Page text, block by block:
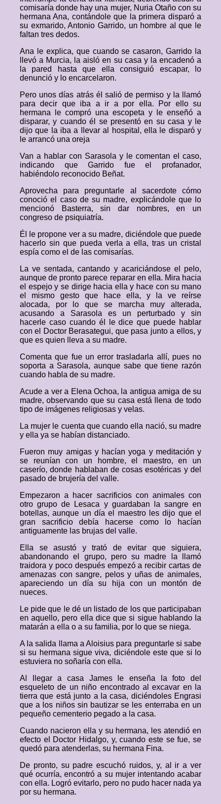
comisaría donde hay una mujer, Nuria Otaño con su
hermana Ana, contándole que la primera disparó a
su exmarido, Antonio Garrido, un hombre al que le
faltan tres dedos.
Ana le explica, que cuando se casaron, Garrido la
llevó a Murcia, la aisló en su casa y la encadenó a
la pared hasta que ella consiguió escapar, lo
denunció y lo encarcelaron.
Pero unos días atrás él salió de permiso y la llamó
para decir que iba a ir a por ella. Por ello su
hermana le compró una escopeta y le enseñó a
disparar, y cuando él se presentó en su casa y le
dijo que la iba a llevar al hospital, ella le disparó y
le arrancó una oreja
Van a hablar con Sarasola y le comentan el caso,
indicando que Garrido fue el profanador,
habiéndolo reconocido Beñat.
Aprovecha para preguntarle al sacerdote cómo
conoció el caso de su madre, explicándole que lo
mencionó Basterra, sin dar nombres, en un
congreso de psiquiatría.
Él le propone ver a su madre, diciéndole que puede
hacerlo sin que pueda verla a ella, tras un cristal
espía como el de las comisarías.
La ve sentada, cantando y acariciándose el pelo,
aunque de pronto parece reparar en ella. Mira hacia
el espejo y se dirige hacia ella y hace con su mano
el mismo gesto que hace ella, y la ve reírse
alocada, por lo que se marcha muy alterada,
acusando a Sarasola es un perturbado y sin
hacerle caso cuando él le dice que puede hablar
con el Doctor Berasategui, que pasa junto a ellos, y
que es quien lleva a su madre.
Comenta que fue un error trasladarla allí, pues no
soporta a Sarasola, aunque sabe que tiene razón
cuando habla de su madre.
Acude a ver a Elena Ochoa, la antigua amiga de su
madre, observando que su casa está llena de todo
tipo de imágenes religiosas y velas.
La mujer le cuenta que cuando ella nació, su madre
y ella ya se habían distanciado.
Fueron muy amigas y hacían yoga y meditación y
se reunían con un hombre, el maestro, en un
caserío, donde hablaban de cosas esotéricas y del
pasado de brujería del valle.
Empezaron a hacer sacrificios con animales con
otro grupo de Lesaca y guardaban la sangre en
botellas, aunque un día el maestro les dijo que el
gran sacrificio debía hacerse como lo hacían
antiguamente las brujas del valle.
Ella se asustó y trató de evitar que siguiera,
abandonando el grupo, pero su madre la llamó
traidora y poco después empezó a recibir cartas de
amenazas con sangre, pelos y uñas de animales,
apareciendo un día su hija con un montón de
nueces.
Le pide que le dé un listado de los que participaban
en aquello, pero ella dice que si sigue hablando la
matarán a ella o a su familia, por lo que se niega.
A la salida llama a Aloisius para preguntarle si sabe
si su hermana sigue viva, diciéndole este que si lo
estuviera no soñaría con ella.
Al llegar a casa James le enseña la foto del
esqueleto de un niño encontrado al excavar en la
tierra que está junto a la casa, diciéndoles Engrasi
que a los niños sin bautizar se les enterraba en un
pequeño cementerio pegado a la casa.
Cuando nacieron ella y su hermana, les atendió en
efecto el Doctor Hidalgo, y, cuando este se fue, se
quedó para atenderlas, su hermana Fina.
De pronto, su padre escuchó ruidos, y, al ir a ver
qué ocurría, encontró a su mujer intentando acabar
con ella. Logró evitarlo, pero no pudo hacer nada ya
por su hermana.